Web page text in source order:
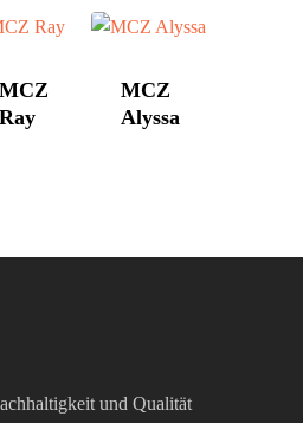
MCZ
Ray
MCZ
Alyssa
und Qualität